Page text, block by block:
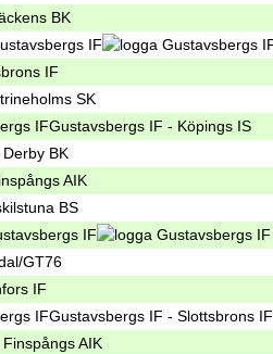
BK
IF
IF
SK
Gustavsbergs IF - Köpings IS
BK
AIK
BS
IF
GT76
IF
Gustavsbergs IF - Slottsbrons IF
AIK